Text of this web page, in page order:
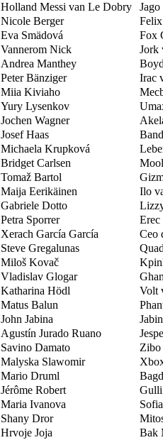
Holland Messi van Le Dobry
Nicole Berger
Eva Smädová Fox
Vannerom Nick Jork
Andrea Manthey
Peter Bänziger Irac
Miia Kiviaho
Yury Lysenkov
Jochen Wagner
Josef Haas
Michaela Krupková
Bridget Carlsen
Tomaž Bartol
Maija Eerikäinen Ilo
Gabriele Dotto
Petra Sporrer Erec
Xerach García García Ceo
Steve Gregalunas
Miloš Kovač
Vladislav Glogar
Katharina Hödl Volt
Matus Balun
John Jabina
Agustín Jurado Ruano
Savino Damato Zibo
Malyska Slawomir
Mario Druml
Jérôme Robert
Maria Ivanova
Shany Dror
Hrvoje Joja Bak